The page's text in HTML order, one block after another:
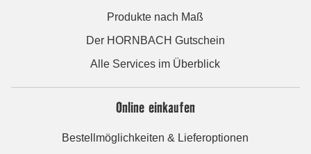
Produkte nach Maß
Der HORNBACH Gutschein
Alle Services im Überblick
Online einkaufen
Bestellmöglichkeiten & Lieferoptionen